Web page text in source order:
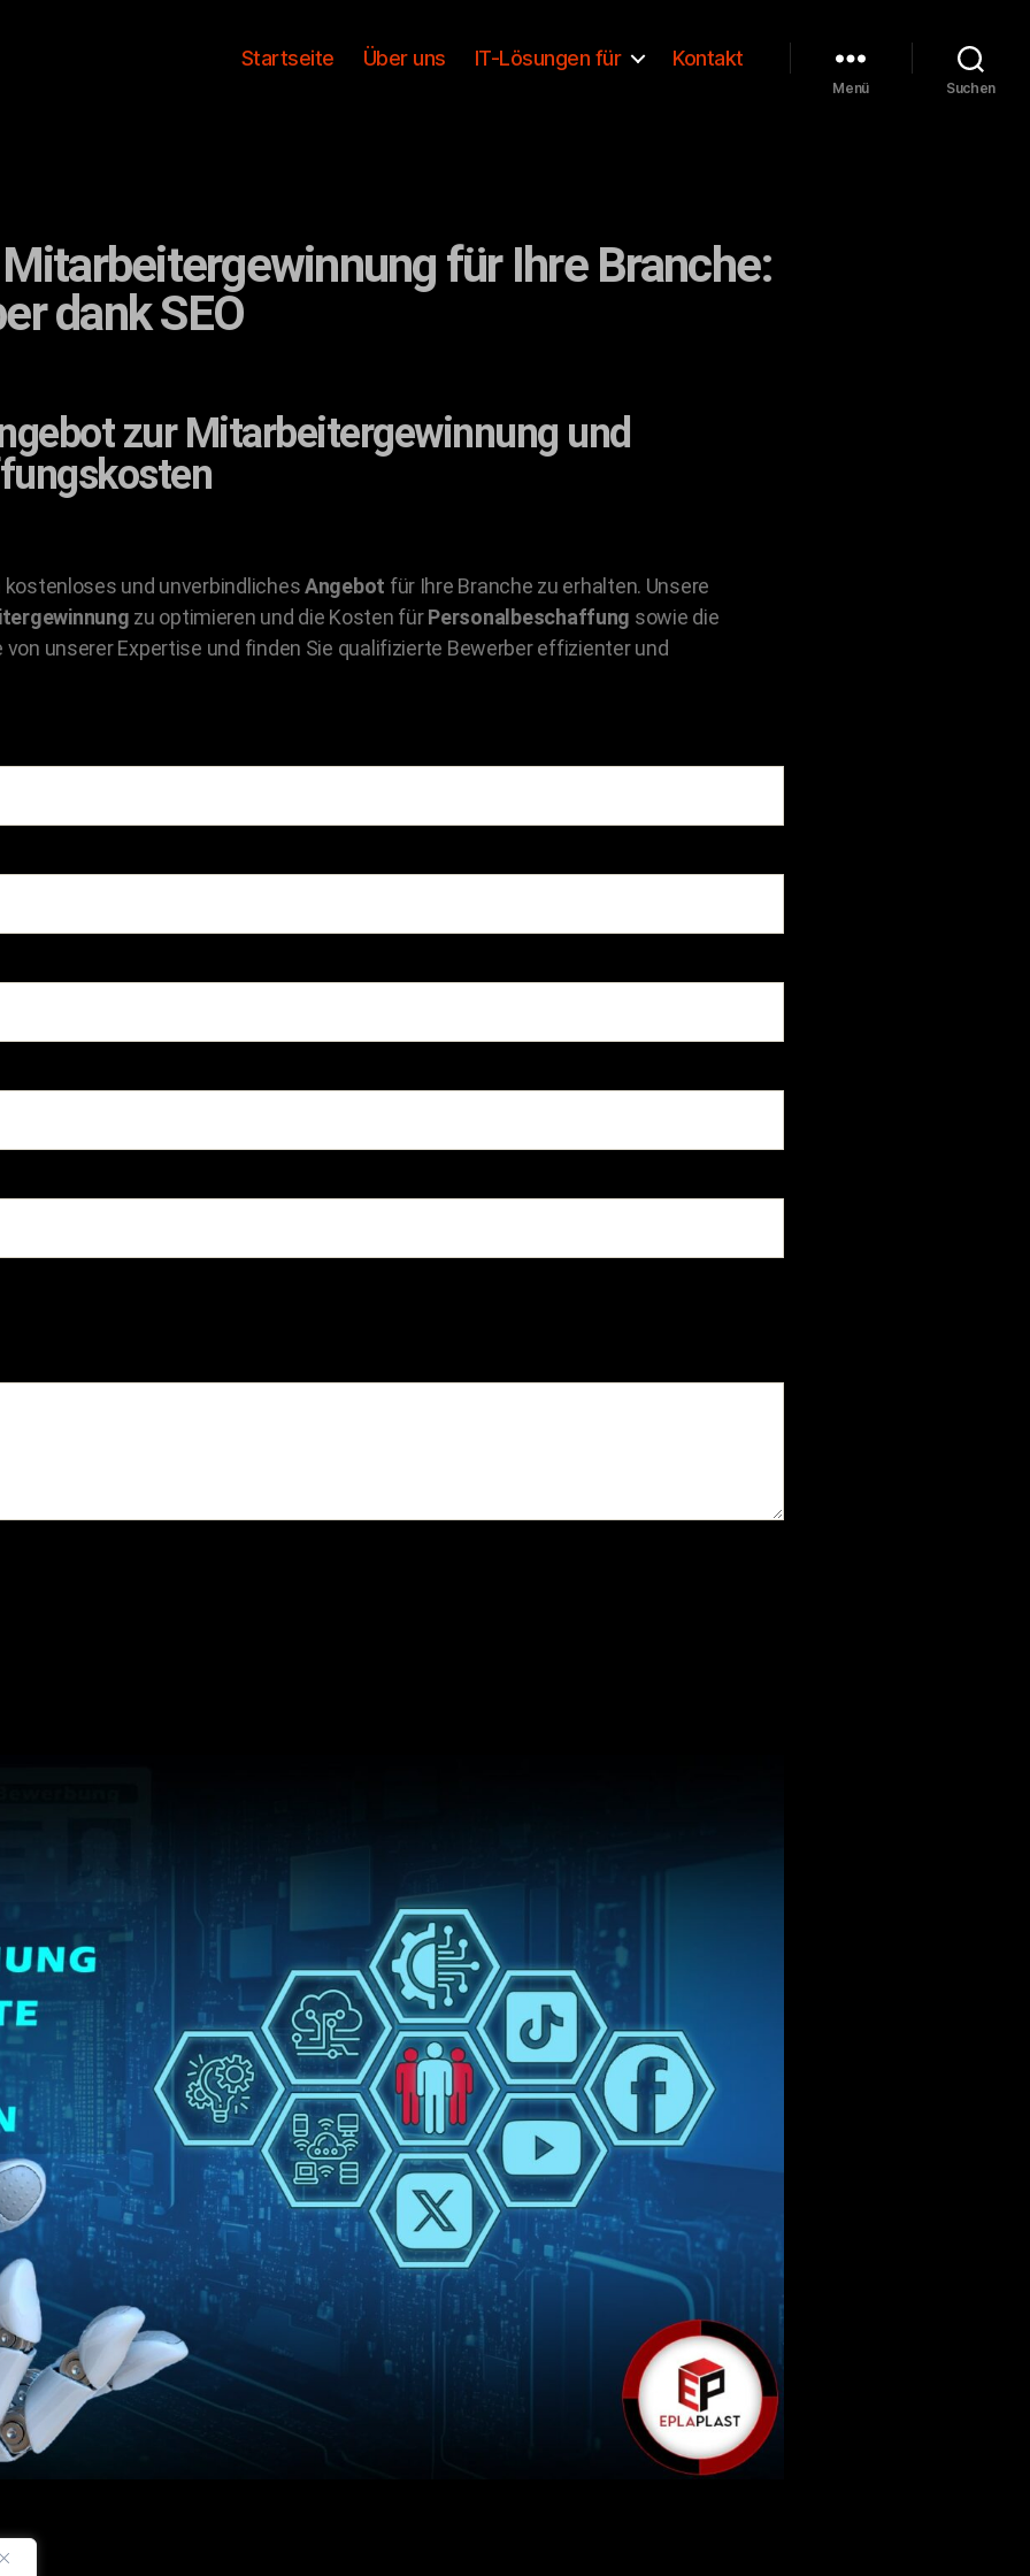
Startseite Über uns IT-Lösungen für Kontakt
Menü Suchen
für Ihre Branche:
dank SEO
zur Mitarbeitergewinnung und
kostenloses und unverbindlichesAngebot für Ihre Branche zu erhalten. Unsere
zu optimieren und die Kosten fürPersonalbeschaffung sowie die
unserer Expertise und finden Sie qualifizierte Bewerber effizienter und